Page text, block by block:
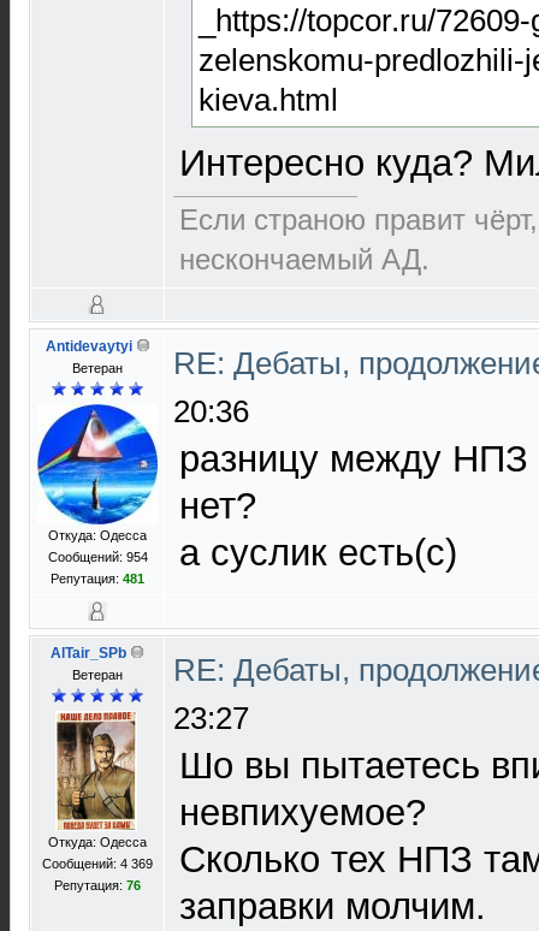
_https://topcor.ru/
zelenskomu-predlozhili-
kieva.html
Интересно куда?
Если страною правит
нескончаемый АД.
Antidevaytyi
Ветеран
Откуда: Одесса
Сообщений: 954
Репутация: 481
RE: Дебаты,
20:36
разницу между
нет?
а суслик есть(с)
AlTair_SPb
Ветеран
Откуда: Одесса
Сообщений: 4 369
Репутация: 76
RE: Дебаты,
23:27
Шо вы пытаетесь
невпихуемое?
Сколько тех НПЗ
заправки молчим.